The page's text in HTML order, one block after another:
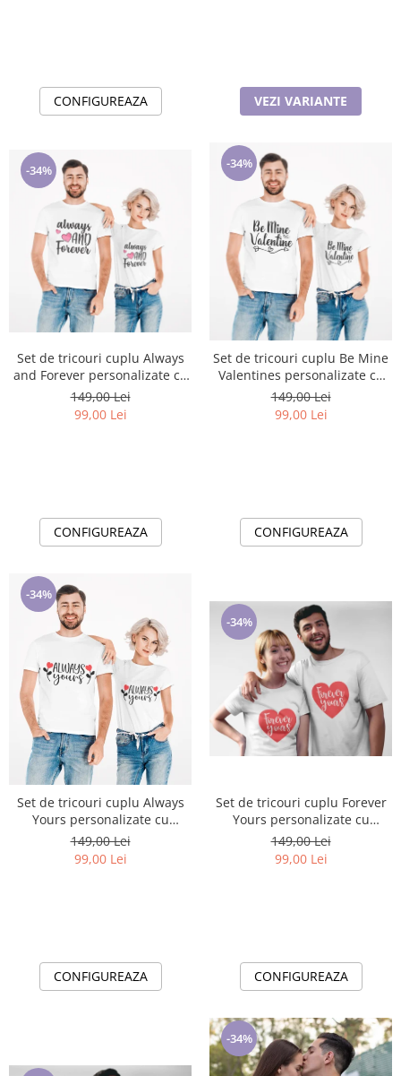
CONFIGUREAZA VEZI VARIANTE
-34%
Set de tricouri cuplu Always
and Forever personalizate cu
tematica Valentines Day
149,00 Lei
99,00 Lei
CONFIGUREAZA
-34%
Set de tricouri cuplu Be Mine
Valentines personalizate cu
tematica Valentines Day
149,00 Lei
99,00 Lei
CONFIGUREAZA
-34%
Set de tricouri cuplu Always
Yours personalizate cu
tematica Valentines Day
149,00 Lei
99,00 Lei
CONFIGUREAZA
-34%
Set de tricouri cuplu Forever
Yours personalizate cu
tematica Valentines Day
149,00 Lei
99,00 Lei
CONFIGUREAZA
-34%